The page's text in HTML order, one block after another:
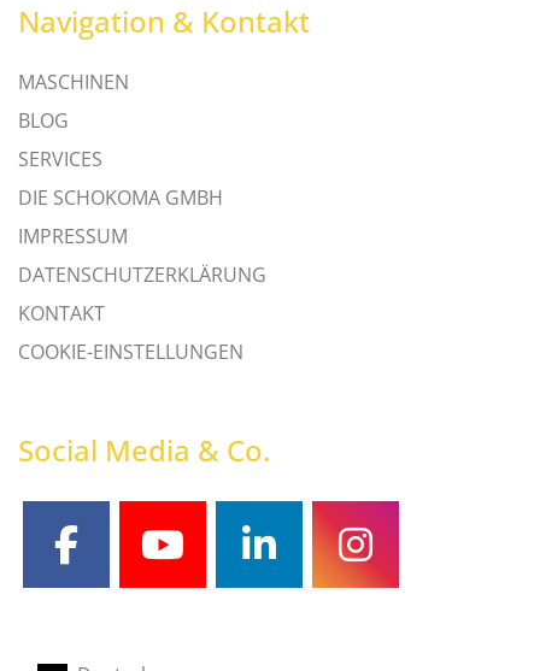
Navigation & Kontakt
MASCHINEN
BLOG
SERVICES
DIE SCHOKOMA GMBH
IMPRESSUM
DATENSCHUTZERKLÄRUNG
KONTAKT
COOKIE-EINSTELLUNGEN
Social Media & Co.
facebookyoutubelinkedininstagram